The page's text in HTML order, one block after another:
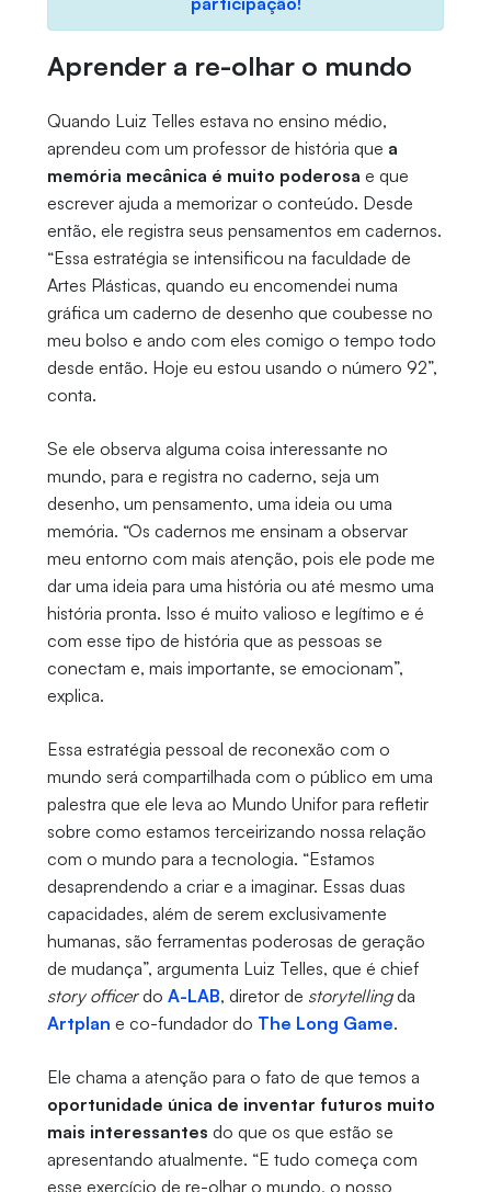
Aprender a re-olhar o mundo
Quando Luiz Telles estava no ensino médio,
aprendeu com um professor de história que a
memória mecânica é muito poderosa e que
escrever ajuda a memorizar o conteúdo. Desde
então, ele registra seus pensamentos em cadernos.
“Essa estratégia se intensificou na faculdade de
Artes Plásticas, quando eu encomendei numa
gráfica um caderno de desenho que coubesse no
meu bolso e ando com eles comigo o tempo todo
desde então. Hoje eu estou usando o número 92”,
conta.
Se ele observa alguma coisa interessante no
mundo, para e registra no caderno, seja um
desenho, um pensamento, uma ideia ou uma
memória. “Os cadernos me ensinam a observar
meu entorno com mais atenção, pois ele pode me
dar uma ideia para uma história ou até mesmo uma
história pronta. Isso é muito valioso e legítimo e é
com esse tipo de história que as pessoas se
conectam e, mais importante, se emocionam”,
explica.
Essa estratégia pessoal de reconexão com o
mundo será compartilhada com o público em uma
palestra que ele leva ao Mundo Unifor para refletir
sobre como estamos terceirizando nossa relação
com o mundo para a tecnologia. “Estamos
desaprendendo a criar e a imaginar. Essas duas
capacidades, além de serem exclusivamente
humanas, são ferramentas poderosas de geração
de mudança”, argumenta Luiz Telles, que é chief
story officerdo A-LAB, diretor de storytellingda
Artplan e co-fundador do The Long Game.
Ele chama a atenção para o fato de que temos a
oportunidade única de inventar futuros muito
mais interessantes do que os que estão se
apresentando atualmente. “E tudo começa com
esse exercício de re-olhar o mundo, o nosso